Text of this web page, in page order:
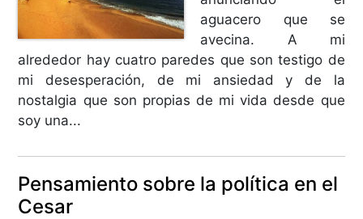
aguacero que se
avecina. A mi
alrededor hay cuatro paredes que son testigo de
mi desesperación, de mi ansiedad y de la
nostalgia que son propias de mi vida desde que
soy una...
Pensamiento sobre la política en el
Cesar